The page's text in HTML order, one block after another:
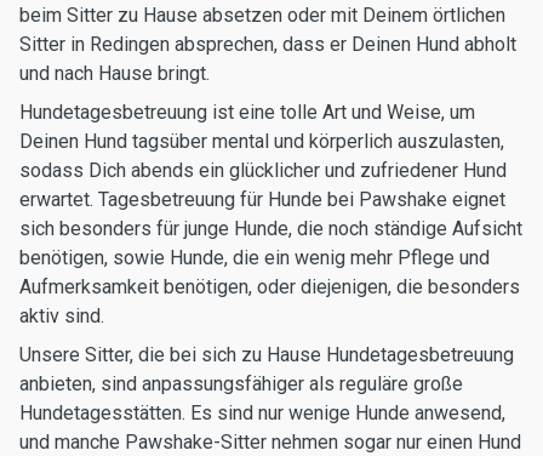
beim Sitter zu Hause absetzen oder mit Deinem örtlichen
Sitter in Redingen absprechen, dass er Deinen Hund abholt
und nach Hause bringt.
Hundetagesbetreuung ist eine tolle Art und Weise, um
Deinen Hund tagsüber mental und körperlich auszulasten,
sodass Dich abends ein glücklicher und zufriedener Hund
erwartet. Tagesbetreuung für Hunde bei Pawshake eignet
sich besonders für junge Hunde, die noch ständige Aufsicht
benötigen, sowie Hunde, die ein wenig mehr Pflege und
Aufmerksamkeit benötigen, oder diejenigen, die besonders
aktiv sind.
Unsere Sitter, die bei sich zu Hause Hundetagesbetreuung
anbieten, sind anpassungsfähiger als reguläre große
Hundetagesstätten. Es sind nur wenige Hunde anwesend,
und manche Pawshake-Sitter nehmen sogar nur einen Hund